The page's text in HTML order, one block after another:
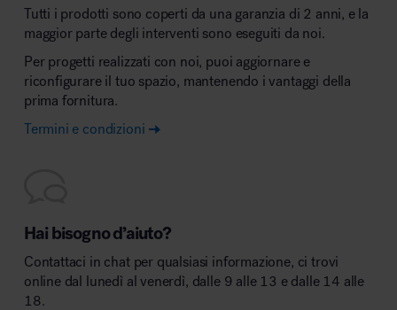
Tutti i prodotti sono coperti da una garanzia di 2 anni, e la
maggior parte degli interventi sono eseguiti da noi.
Per progetti realizzati con noi, puoi aggiornare e
riconfigurare il tuo spazio, mantenendo i vantaggi della
prima fornitura.
Termini e condizioni
Hai bisogno d’aiuto?
Contattaci in chat per qualsiasi informazione, ci trovi
online dal lunedì al venerdì, dalle 9 alle 13 e dalle 14 alle
18.